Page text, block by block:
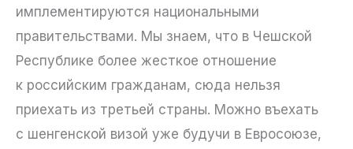
имплементируются национальными
правительствами. Мы знаем, что в Чешской
Республике более жесткое отношение
к российским гражданам, сюда нельзя
приехать из третьей страны. Можно въехать
с шенгенской визой уже будучи в Евросоюзе,